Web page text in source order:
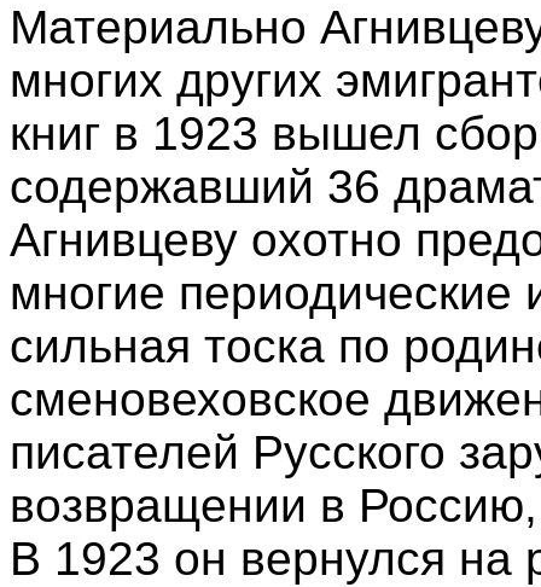
Материально
многих других
книг в 1923 вышел
содержавший 36
Агнивцеву охотно
многие периодические
сильная тоска по
сменовеховское
писателей Русского
возвращении в
В 1923 он вернулся на